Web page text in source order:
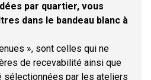
par quartier, vous
dans le bandeau blanc à
», sont celles qui ne
de recevabilité ainsi que
sélectionnées par les ateliers